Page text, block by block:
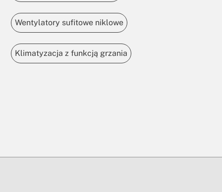
Wentylatory sufitowe niklowe
Klimatyzacja z funkcją grzania